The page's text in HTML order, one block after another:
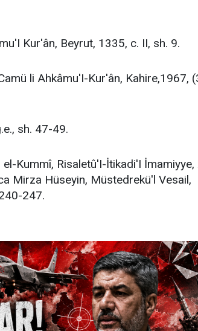
Kur'ân, Beyrut, 1335, c. II, sh. 9.
li Ahkâmu'I-Kur'ân, Kahire,1967,
sh. 47-49.
Kummî, Risaletû'I-İtikadi'I İmamiyye,
Mirza Hüseyin, Müstedrekü'l Vesail,
247.